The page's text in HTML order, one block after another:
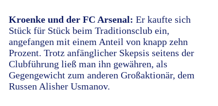
Kroenke und der FC Arsenal: Er kaufte sich
Stück für Stück beim Traditionsclub ein,
angefangen mit einem Anteil von knapp zehn
Prozent. Trotz anfänglicher Skepsis seitens der
Clubführung ließ man ihn gewähren, als
Gegengewicht zum anderen Großaktionär, dem
Russen Alisher Usmanov.